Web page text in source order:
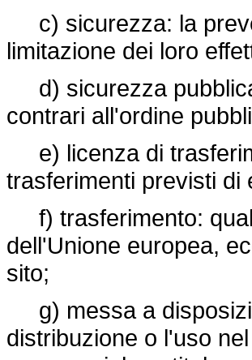
c) sicurezza: la
limitazione dei loro
d) sicurezza
contrari all'ordine
e) licenza di
trasferimenti previsti di
f) trasferimento:
dell'Unione europea,
sito;
g) messa a
distribuzione o l'uso